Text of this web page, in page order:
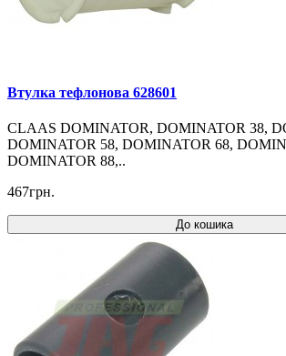
Втулка тефлонова 628601
CLAAS DOMINATOR, DOMINATOR 38,
DOMINATOR 58, DOMINATOR 68,
DOMINATOR 88,..
467грн.
До кошика